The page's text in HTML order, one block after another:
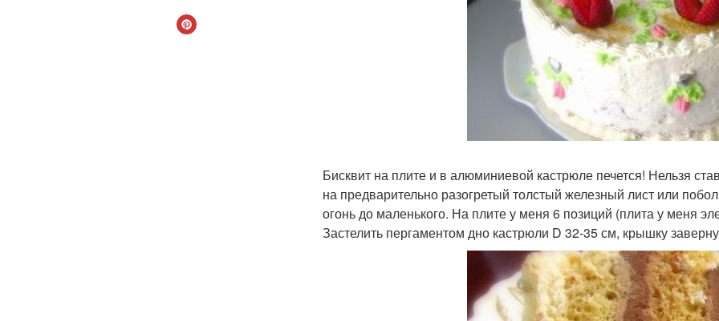
Бисквит на плите и в алюминиевой кастрюле печется! Нельзя
на предварительно разогретый толстый железный лист или
огонь до маленького. На плите у меня 6 позиций (плита у меня
Застелить пергаментом дно кастрюли D 32-35 см, крышку